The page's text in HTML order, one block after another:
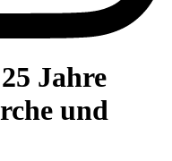
Jahre
und